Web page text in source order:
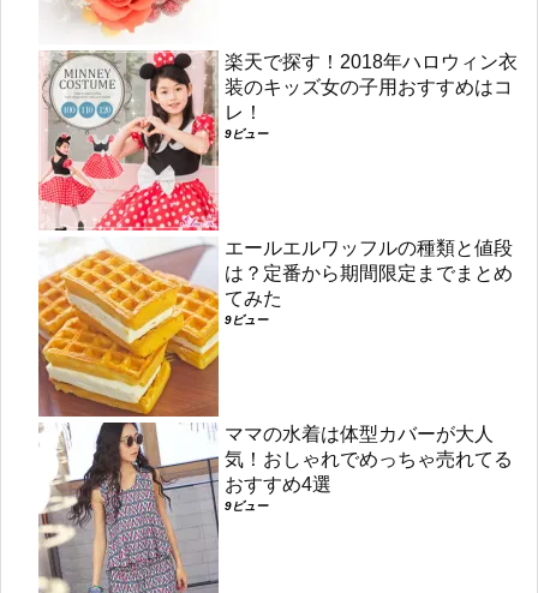
楽天で探す！2018年ハロウィン衣
装のキッズ女の子用おすすめはコ
レ！
9ビュー
エールエルワッフルの種類と値段
は？定番から期間限定までまとめ
てみた
9ビュー
ママの水着は体型カバーが大人
気！おしゃれでめっちゃ売れてる
おすすめ4選
9ビュー